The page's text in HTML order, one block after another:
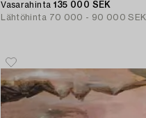
Vasarahinta 135 000 SEK
Lähtöhinta 70 000 - 90 000 SEK